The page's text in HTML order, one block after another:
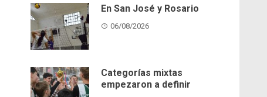
En San José y Rosario
06/08/2026
Categorías mixtas
empezaron a definir